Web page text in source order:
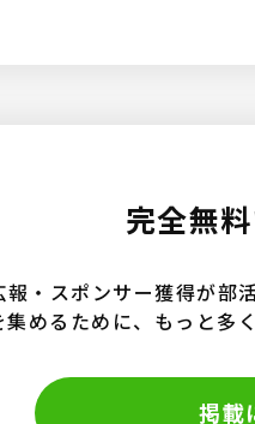
完全無
・スポンサー獲得が部
めるために、もっと多
掲載